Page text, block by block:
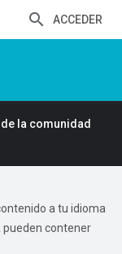
ACCEDER
la comunidad
a tu idioma
pueden contener